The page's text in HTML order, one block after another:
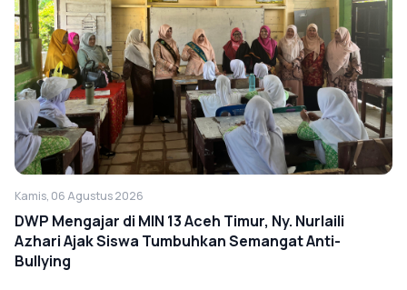
Kamis, 06 Agustus 2026
DWP Mengajar di MIN 13 Aceh Timur, Ny. Nurlaili
Azhari Ajak Siswa Tumbuhkan Semangat Anti-
Bullying